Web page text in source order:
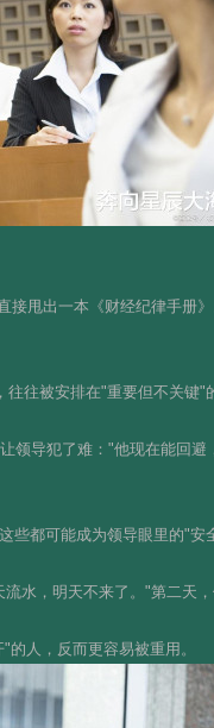
甩出一本《财经纪律手册
往被安排在"重要但不关键"
领导犯了难："他现在能回
都可能成为领导眼里的"安
水，明天不来了。"第二天，
人，反而更容易被重用。